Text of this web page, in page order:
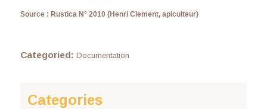
Source : Rustica N° 2010 (Henri Clement, apiculteur)
Categoried: Documentation
Categories